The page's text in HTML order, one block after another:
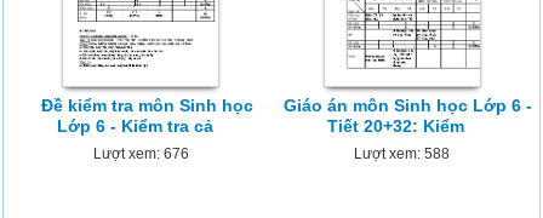
Đề kiểm tra môn Sinh học
Lớp 6 - Kiểm tra cả
Lượt xem: 676
Giáo án môn Sinh học Lớp 6 -
Tiết 20+32: Kiểm
Lượt xem: 588